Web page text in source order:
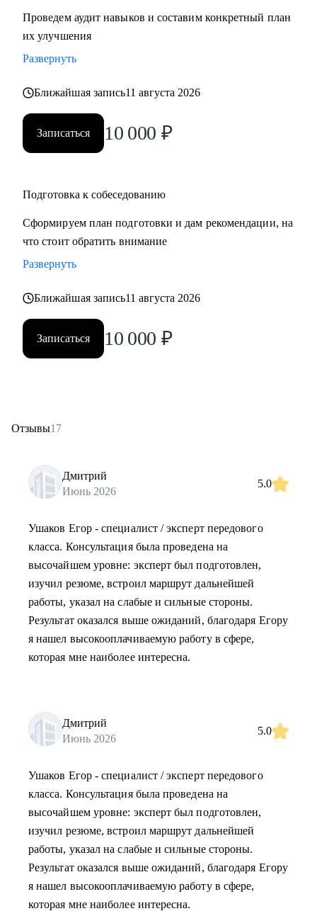
Проведем аудит навыков и составим конкретный план
их улучшения
Развернуть
Ближайшая запись11 августа 2026
Записаться 10 000 ₽
Подготовка к собеседованию
Сформируем план подготовки и дам рекомендации, на
что стоит обратить внимание
Развернуть
Ближайшая запись11 августа 2026
Записаться 10 000 ₽
Отзывы17
Дмитрий
Июнь 2026
5.0
Ушаков Егор - специалист / эксперт передового
класса. Консультация была проведена на
высочайшем уровне: эксперт был подготовлен,
изучил резюме, встроил маршрут дальнейшей
работы, указал на слабые и сильные стороны.
Результат оказался выше ожиданий, благодаря Егору
я нашел высокооплачиваемую работу в сфере,
которая мне наиболее интересна.
Дмитрий
Июнь 2026
5.0
Ушаков Егор - специалист / эксперт передового
класса. Консультация была проведена на
высочайшем уровне: эксперт был подготовлен,
изучил резюме, встроил маршрут дальнейшей
работы, указал на слабые и сильные стороны.
Результат оказался выше ожиданий, благодаря Егору
я нашел высокооплачиваемую работу в сфере,
которая мне наиболее интересна.